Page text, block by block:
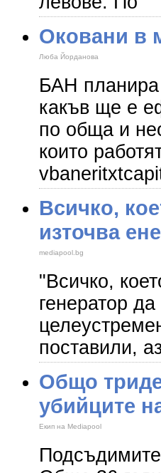
Оковани в
Люба Йорданова
БАН планира
какъв ще е
по обща и
които
Всичко,
източва
mediapool.bg
"Всичко,
генератор
поставили,
Общо
убийците
Екип на Mediapool